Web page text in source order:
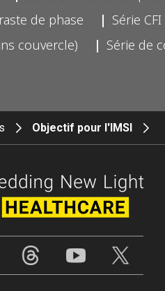
de phase
Série
couvercle)
Série de
Objectif pour l'IMSI